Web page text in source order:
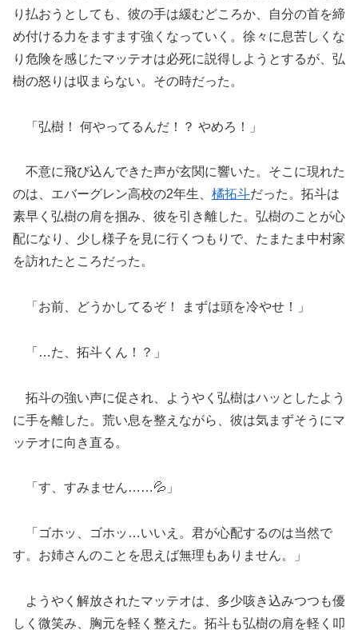
り払おうとしても、彼の手は緩むどころか、自分の首を締
め付ける力をますます強くなっていく。徐々に息苦しくな
り危険を感じたマッテオは必死に説得しようとするが、弘
樹の怒りは収まらない。その時だった。
「弘樹！ 何やってるんだ！？ やめろ！」
不意に飛び込んできた声が玄関に響いた。そこに現れた
のは、エバーグレン高校の2年生、 橘拓斗だった。拓斗は
素早く弘樹の肩を掴み、彼を引き離した。弘樹のことが心
配になり、少し様子を見に行くつもりで、たまたま中村家
を訪れたところだった。
「お前、どうかしてるぞ！ まずは頭を冷やせ！」
「…た、拓斗くん！？」
拓斗の強い声に促され、ようやく弘樹はハッとしたよう
に手を離した。荒い息を整えながら、彼は気まずそうにマ
ッテオに向き直る。
「す、すみません……💦」
「ゴホッ、ゴホッ…いいえ。君が心配するのは当然で
す。お姉さんのことを思えば無理もありません。」
ようやく解放されたマッテオは、多少咳き込みつつも優
しく微笑み、胸元を軽く整えた。拓斗も弘樹の肩を軽く叩